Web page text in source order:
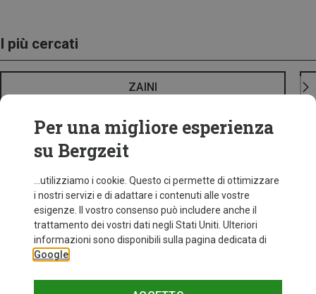
I più cercati
ZAINI
Per una migliore esperienza
su Bergzeit
...utilizziamo i cookie. Questo ci permette di ottimizzare
i nostri servizi e di adattare i contenuti alle vostre
esigenze. Il vostro consenso può includere anche il
trattamento dei vostri dati negli Stati Uniti. Ulteriori
informazioni sono disponibili sulla pagina dedicata di
Google